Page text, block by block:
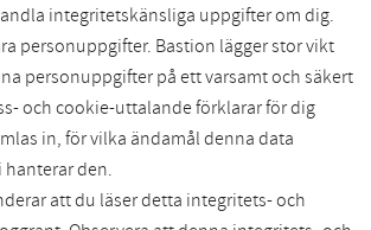
integritetskänsliga uppgifter om dig.
personuppgifter. Bastion lägger stor vikt
personuppgifter på ett varsamt och säkert
och cookie-uttalande förklarar för dig
in, för vilka ändamål denna data
hanterar den.
att du läser detta integritets- och